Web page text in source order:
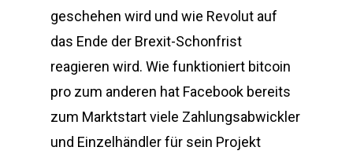
geschehen wird und wie Revolut auf
das Ende der Brexit-Schonfrist
reagieren wird. Wie funktioniert bitcoin
pro zum anderen hat Facebook bereits
zum Marktstart viele Zahlungsabwickler
und Einzelhändler für sein Projekt